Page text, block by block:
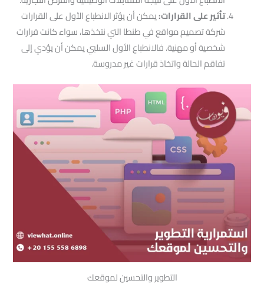
تأثير على القرارات:يمكن أن يؤثر الانطباع الأول على القرارات
شركة تصميم مواقع في طنطا التي نتخذها، سواء كانت قرارات
شخصية أو مهنية. فالانطباع الأول السلبي يمكن أن يؤدي إلى
تفاقم الحالة واتخاذ قرارات غير مدروسة.
التطوير والتحسين لموقعك